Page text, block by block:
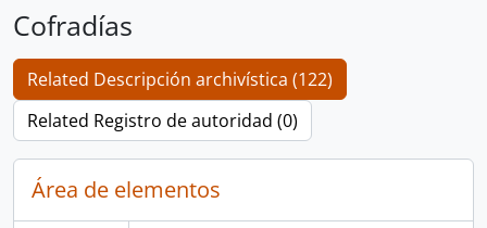
Cofradías
Related Descripción archivística (122)
Related Registro de autoridad (0)
Área de elementos